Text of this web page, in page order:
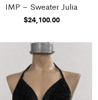
IMP – Sweater Julia
$24,100.00